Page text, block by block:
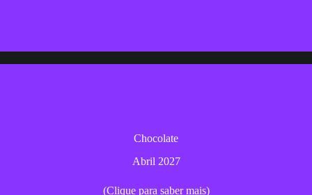
Chocolate
Abril 2027
(Clique para saber mais)
Um curso com um delicioso mergulho no mundo do chocolate